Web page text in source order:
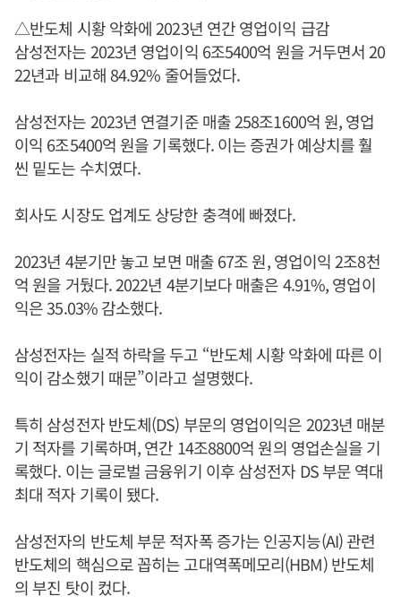
△반도체 시황 악화에 2023년 연간 영업이익 급감
삼성전자는 2023년 영업이익 6조5400억 원을 거두면서 20
22년과 비교해 84.92% 줄어들었다.
삼성전자는 2023년 연결기준 매출 258조1600억 원, 영업
이익 6조5400억 원을 기록했다. 이는 증권가 예상치를 훨
씬 밑도는 수치였다.
회사도 시장도 업계도 상당한 충격에 빠졌다.
2023년 4분기만 놓고 보면 매출 67조 원, 영업이익 2조8천
억 원을 거뒀다. 2022년 4분기보다 매출은 4.91%, 영업이
익은 35.03% 감소했다.
삼성전자는 실적 하락을 두고 “반도체 시황 악화에 따른 이
익이 감소했기 때문”이라고 설명했다.
특히 삼성전자 반도체(DS) 부문의 영업이익은 2023년 매분
기 적자를 기록하며, 연간 14조8800억 원의 영업손실을 기
록했다. 이는 글로벌 금융위기 이후 삼성전자 DS 부문 역대
최대 적자 기록이 됐다.
삼성전자의 반도체 부문 적자폭 증가는 인공지능(AI) 관련
반도체의 핵심으로 꼽히는 고대역폭메모리(HBM) 반도체
의 부진 탓이 컸다.